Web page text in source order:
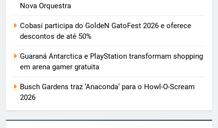
Nova Orquestra
Cobasi participa do GoldeN GatoFest 2026 e oferece
descontos de até 50%
Guaraná Antarctica e PlayStation transformam shopping
em arena gamer gratuita
Busch Gardens traz ‘Anaconda’ para o Howl-O-Scream
2026